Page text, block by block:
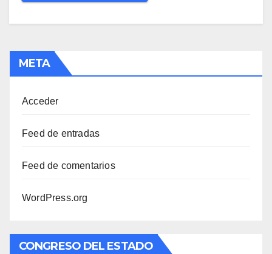
META
Acceder
Feed de entradas
Feed de comentarios
WordPress.org
CONGRESO DEL ESTADO